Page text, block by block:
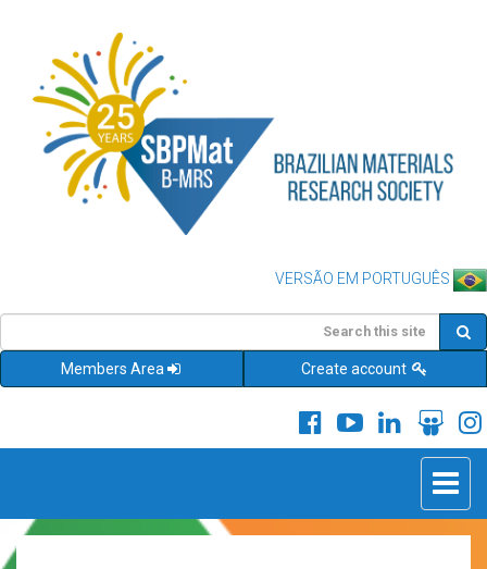
VERSÃO EM PORTUGUÊS
Members Area Create account
Toggle